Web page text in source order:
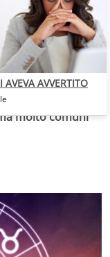
lo stai facendo:
molto comuni
AVEVA AVVERTITO